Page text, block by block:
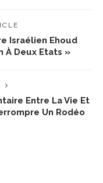
Israélien Ehoud
À Deux Etats »
Entre La Vie Et
Un Rodéo